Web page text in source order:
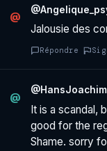
@
Jalousie des
Répondre
@
It is a scandal,
good for the
Shame. sorry